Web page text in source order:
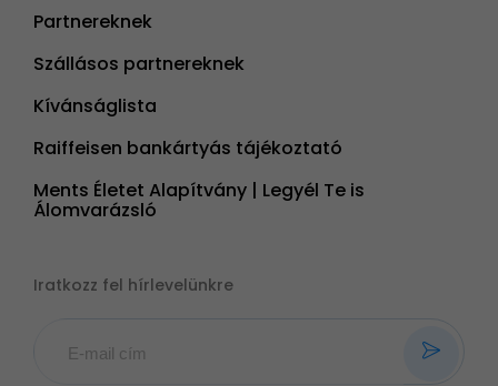
Partnereknek
Szállásos partnereknek
Kívánságlista
Raiffeisen bankártyás tájékoztató
Ments Életet Alapítvány | Legyél Te is
Álomvarázsló
Iratkozz fel hírlevelünkre